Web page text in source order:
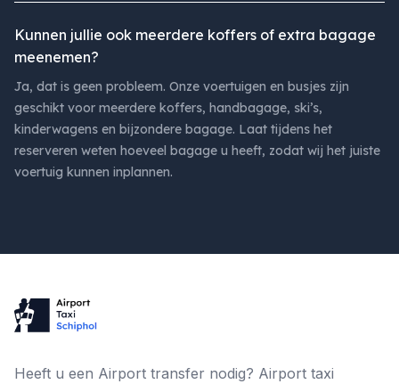
Kunnen jullie ook meerdere koffers of extra bagage
meenemen?
Ja, dat is geen probleem. Onze voertuigen en busjes zijn
geschikt voor meerdere koffers, handbagage, ski’s,
kinderwagens en bijzondere bagage. Laat tijdens het
reserveren weten hoeveel bagage u heeft, zodat wij het juiste
voertuig kunnen inplannen.
Heeft u een Airport transfer nodig? Airport taxi